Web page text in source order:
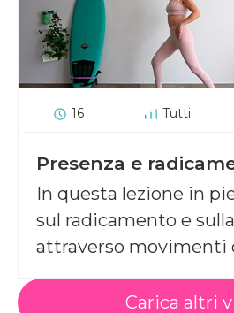
16 Tutti
Presenza e
In questa lezione in
sul radicamento e
attraverso movimenti
Carica altri